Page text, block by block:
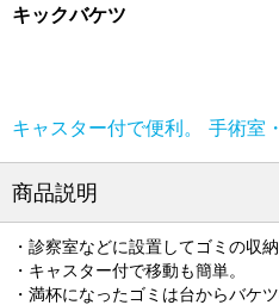
キックバケツ
キャスター付で便利。 手術室
商品説明
・診察室などに設置してゴミの収
・キャスター付で移動も簡単。
・満杯になったゴミは台からバケ